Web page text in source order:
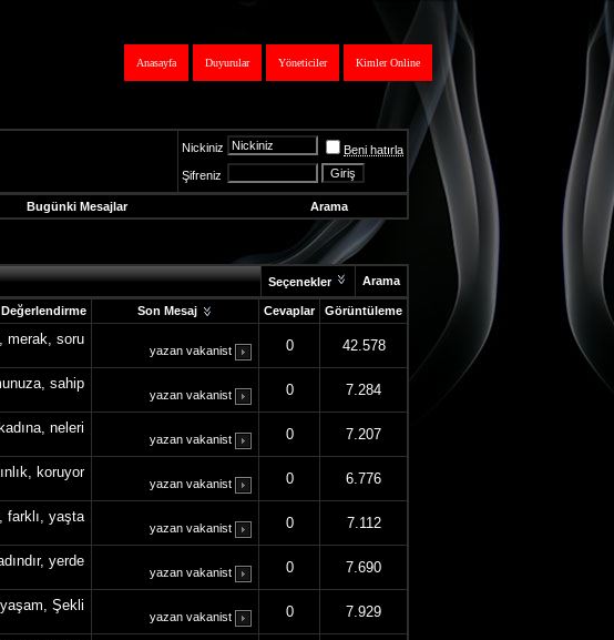
Kimler Online
Yöneticiler
Duyurular
Anasayfa
Nickiniz
Beni hatırla
Şifreniz
Bugünki Mesajlar Arama
Seçenekler Arama
Değerlendirme Son Mesaj Cevaplar Görüntüleme
yazan vakanist 0 42.578
yazan vakanist 0 7.284
yazan vakanist 0 7.207
yazan vakanist 0 6.776
yazan vakanist 0 7.112
yazan vakanist 0 7.690
yazan vakanist 0 7.929